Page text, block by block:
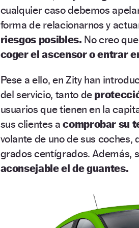
cualquier caso debemos
forma de relacionarnos y
riesgos posibles. No creo
coger el ascensor o entrar
Pese a ello, en Zity han
del servicio, tanto de
usuarios que tienen en la
sus clientes acomprobar su
volante de uno de sus coches,
grados centígrados. Además,
aconsejable el de guantes.